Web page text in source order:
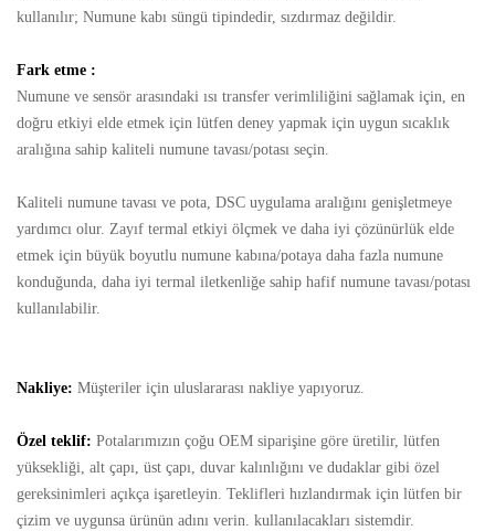
kullanılır; Numune kabı süngü tipindedir, sızdırmaz değildir.
Fark etme :
Numune ve sensör arasındaki ısı transfer verimliliğini sağlamak için, en
doğru etkiyi elde etmek için lütfen deney yapmak için uygun sıcaklık
aralığına sahip kaliteli numune tavası/potası seçin.
Kaliteli numune tavası ve pota, DSC uygulama aralığını genişletmeye
yardımcı olur. Zayıf termal etkiyi ölçmek ve daha iyi çözünürlük elde
etmek için büyük boyutlu numune kabına/potaya daha fazla numune
konduğunda, daha iyi termal iletkenliğe sahip hafif numune tavası/potası
kullanılabilir.
Nakliye: Müşteriler için uluslararası nakliye yapıyoruz.
Özel teklif: Potalarımızın çoğu OEM siparişine göre üretilir, lütfen
yüksekliği, alt çapı, üst çapı, duvar kalınlığını ve dudaklar gibi özel
gereksinimleri açıkça işaretleyin. Teklifleri hızlandırmak için lütfen bir
çizim ve uygunsa ürünün adını verin. kullanılacakları sistemdir.